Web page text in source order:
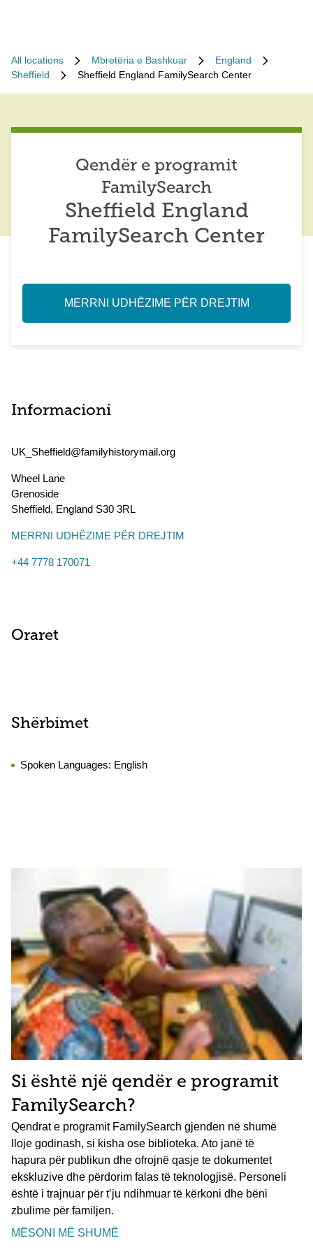
All locations Mbretëria e Bashkuar
England
Sheffield
Sheffield England FamilySearch Center
Qendër e programit
FamilySearch
Sheffield England
FamilySearch Center
MERRNI UDHËZIME PËR DREJTIM
Informacioni
UK_Sheffield@familyhistorymail.org
Wheel Lane
Grenoside
Sheffield, England S30 3RL
MERRNI UDHËZIME PËR DREJTIM
+44 7778 170071
Oraret
Shërbimet
Spoken Languages: English
Si është një qendër e programit
FamilySearch?
Qendrat e programit FamilySearch gjenden në shumë
lloje godinash, si kisha ose biblioteka. Ato janë të
hapura për publikun dhe ofrojnë qasje te dokumentet
ekskluzive dhe përdorim falas të teknologjisë. Personeli
është i trajnuar për t’ju ndihmuar të kërkoni dhe bëni
zbulime për familjen.
MËSONI MË SHUMË